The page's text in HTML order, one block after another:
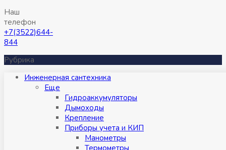
Наш
телефон
+7(3522)644-
844
Рубрика
Инженерная сантехника
Eще
Гидроаккумуляторы
Дымоходы
Крепление
Приборы учета и КИП
Манометры
Термометры